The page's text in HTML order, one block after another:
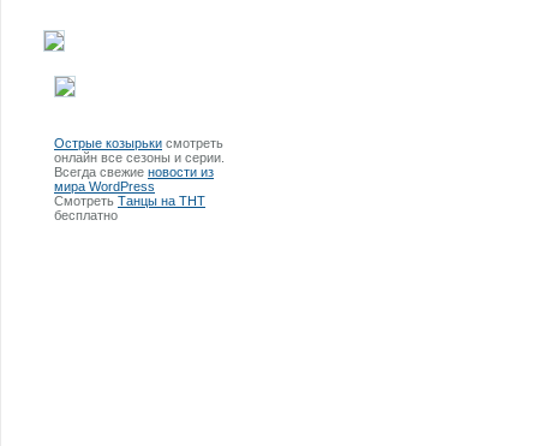
Острые козырьки смотреть
онлайн все сезоны и серии.
Всегда свежие новости из
мира WordPress
Смотреть Танцы на ТНТ
бесплатно